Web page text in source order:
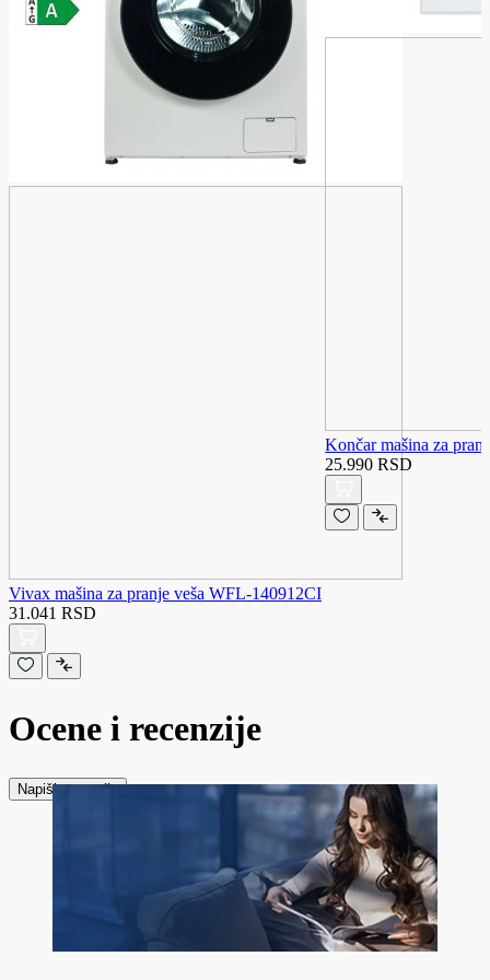
Vivax mašina za pranje veša WFL-140912CI
31.041 RSD
Končar mašina za
25.990 RSD
Ocene i recenzije
Napiši recenziju